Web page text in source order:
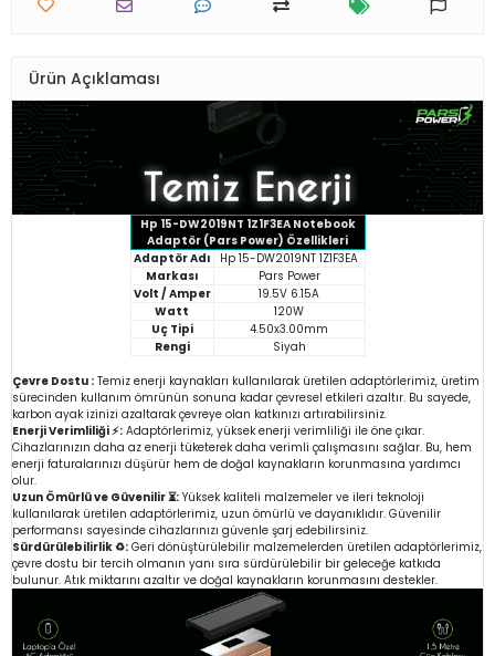
Ürün Açıklaması
Hp 15-DW2019NT 1Z1F3EA Notebook
Adaptör (Pars Power) Özellikleri
Adaptör Adı
Hp 15-DW2019NT 1Z1F3EA
Markası
Pars Power
Volt / Amper
19.5V 6.15A
Watt
120W
Uç Tipi
4.50x3.00mm
Rengi
Siyah
Çevre Dostu : Temiz enerji kaynakları kullanılarak üretilen adaptörlerimiz, üretim
sürecinden kullanım ömrünün sonuna kadar çevresel etkileri azaltır. Bu sayede,
karbon ayak izinizi azaltarak çevreye olan katkınızı artırabilirsiniz.
Enerji Verimliliği ⚡: Adaptörlerimiz, yüksek enerji verimliliği ile öne çıkar.
Cihazlarınızın daha az enerji tüketerek daha verimli çalışmasını sağlar. Bu, hem
enerji faturalarınızı düşürür hem de doğal kaynakların korunmasına yardımcı
olur.
Uzun Ömürlü ve Güvenilir ⏳: Yüksek kaliteli malzemeler ve ileri teknoloji
kullanılarak üretilen adaptörlerimiz, uzun ömürlü ve dayanıklıdır. Güvenilir
performansı sayesinde cihazlarınızı güvenle şarj edebilirsiniz.
Sürdürülebilirlik ♻️: Geri dönüştürülebilir malzemelerden üretilen adaptörlerimiz,
çevre dostu bir tercih olmanın yanı sıra sürdürülebilir bir geleceğe katkıda
bulunur. Atık miktarını azaltır ve doğal kaynakların korunmasını destekler.